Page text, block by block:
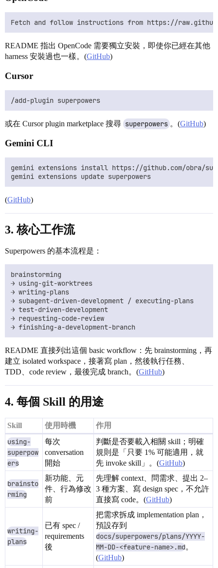
README 指出 OpenCode 需要獨立安裝，即使你已經在其他
harness 安裝過也一樣。(GitHub)
Cursor
或在 Cursor plugin marketplace 搜尋 superpowers 。(GitHub)
Gemini CLI
gemini extensions install https://github.com/obra/
(GitHub)
3. 核心工作流
Superpowers 的基本流程是：
brainstorming
→ using-git-worktrees
→ writing-plans
→ subagent-driven-development / executing-plans
→ test-driven-development
→ requesting-code-review
README 直接列出這個 basic workflow：先 brainstorming，再
建立 isolated workspace，接著寫 plan，然後執行任務、
TDD、code review，最後完成 branch。(GitHub)
4. 每個 Skill 的用途
Skill 使用時機 作用
using-
superpow
ers
每次
conversation
開始
判斷是否要載入相關 skill；明確
規則是「只要 1% 可能適用，就
先 invoke skill」。(GitHub)
brainsto
rming
新功能、元
件、行為修改
前
先理解 context、問需求、提出 2–
3 種方案、寫 design spec，不允許
直接寫 code。(GitHub)
writing-
plans
已有 spec /
requirements
後
把需求拆成 implementation plan，
預設存到
docs/superpowers/plans/YYYY-
MM-DD-<feature-name>.md。
(GitHub)